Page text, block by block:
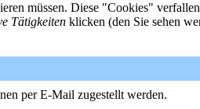
müssen. Diese "Cookies"
Tätigkeiten klicken (den Sie sehen
per E-Mail zugestellt werden.